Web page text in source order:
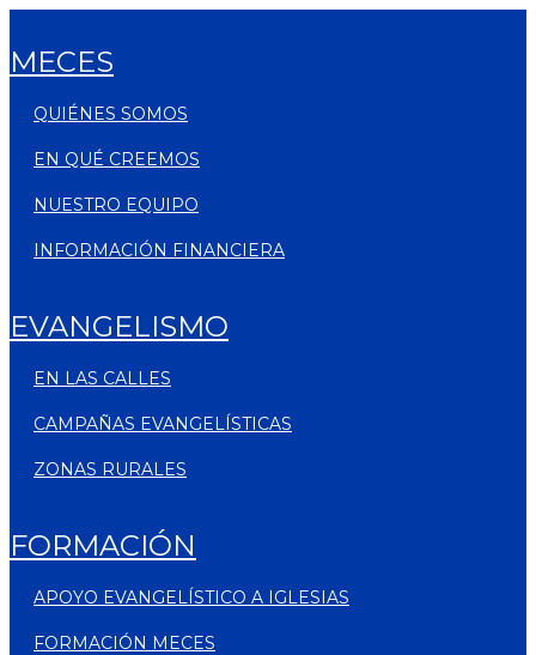
MECES
QUIÉNES SOMOS
EN QUÉ CREEMOS
NUESTRO EQUIPO
INFORMACIÓN FINANCIERA
EVANGELISMO
EN LAS CALLES
CAMPAÑAS EVANGELÍSTICAS
ZONAS RURALES
FORMACIÓN
APOYO EVANGELÍSTICO A IGLESIAS
FORMACIÓN MECES